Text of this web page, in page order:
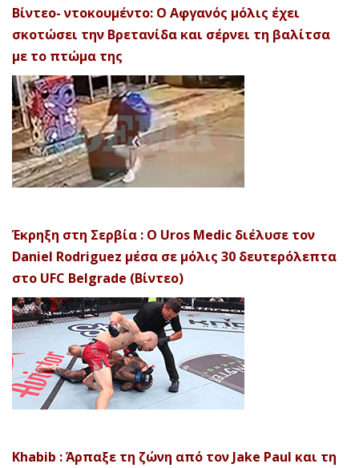
Βίντεο- ντοκουμέντο: Ο Αφγανός μόλις έχει
σκοτώσει την Βρετανίδα και σέρνει τη βαλίτσα
με το πτώμα της
Έκρηξη στη Σερβία : Ο Uros Medic διέλυσε τον
Daniel Rodriguez μέσα σε μόλις 30 δευτερόλεπτα
στο UFC Belgrade (Βίντεο)
Khabib : Άρπαξε τη ζώνη από τον Jake Paul και τη